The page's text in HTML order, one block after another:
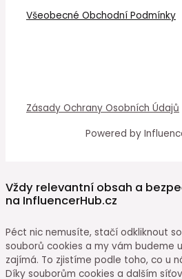
Všeobecné Obchodní Podmínky
Zásady Ochrany Osobních Údajů
Powered by
Vždy relevantní obsah a
na InfluencerHub.cz
Péct nic nemusíte, stačí odkliknout
souborů cookies a my vám budeme
zajímá. To zjistíme podle toho, co u
Díky souborům cookies a dalším